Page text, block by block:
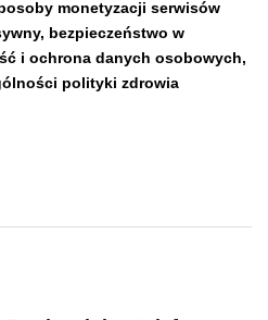
monetyzacji serwisów
bezpieczeństwo w
i ochrona danych osobowych,
polityki zdrowia